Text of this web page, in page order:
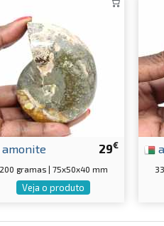
29€
amonite
200 gramas | 75x50x40 mm
Veja o produto